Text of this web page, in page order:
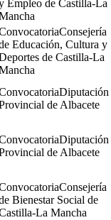
Empleo de Castilla-La
Consejería
Educación, Cultura y
de Castilla-La
Diputación
de Albacete
Diputación
de Albacete
Consejería
Bienestar Social de
La Mancha